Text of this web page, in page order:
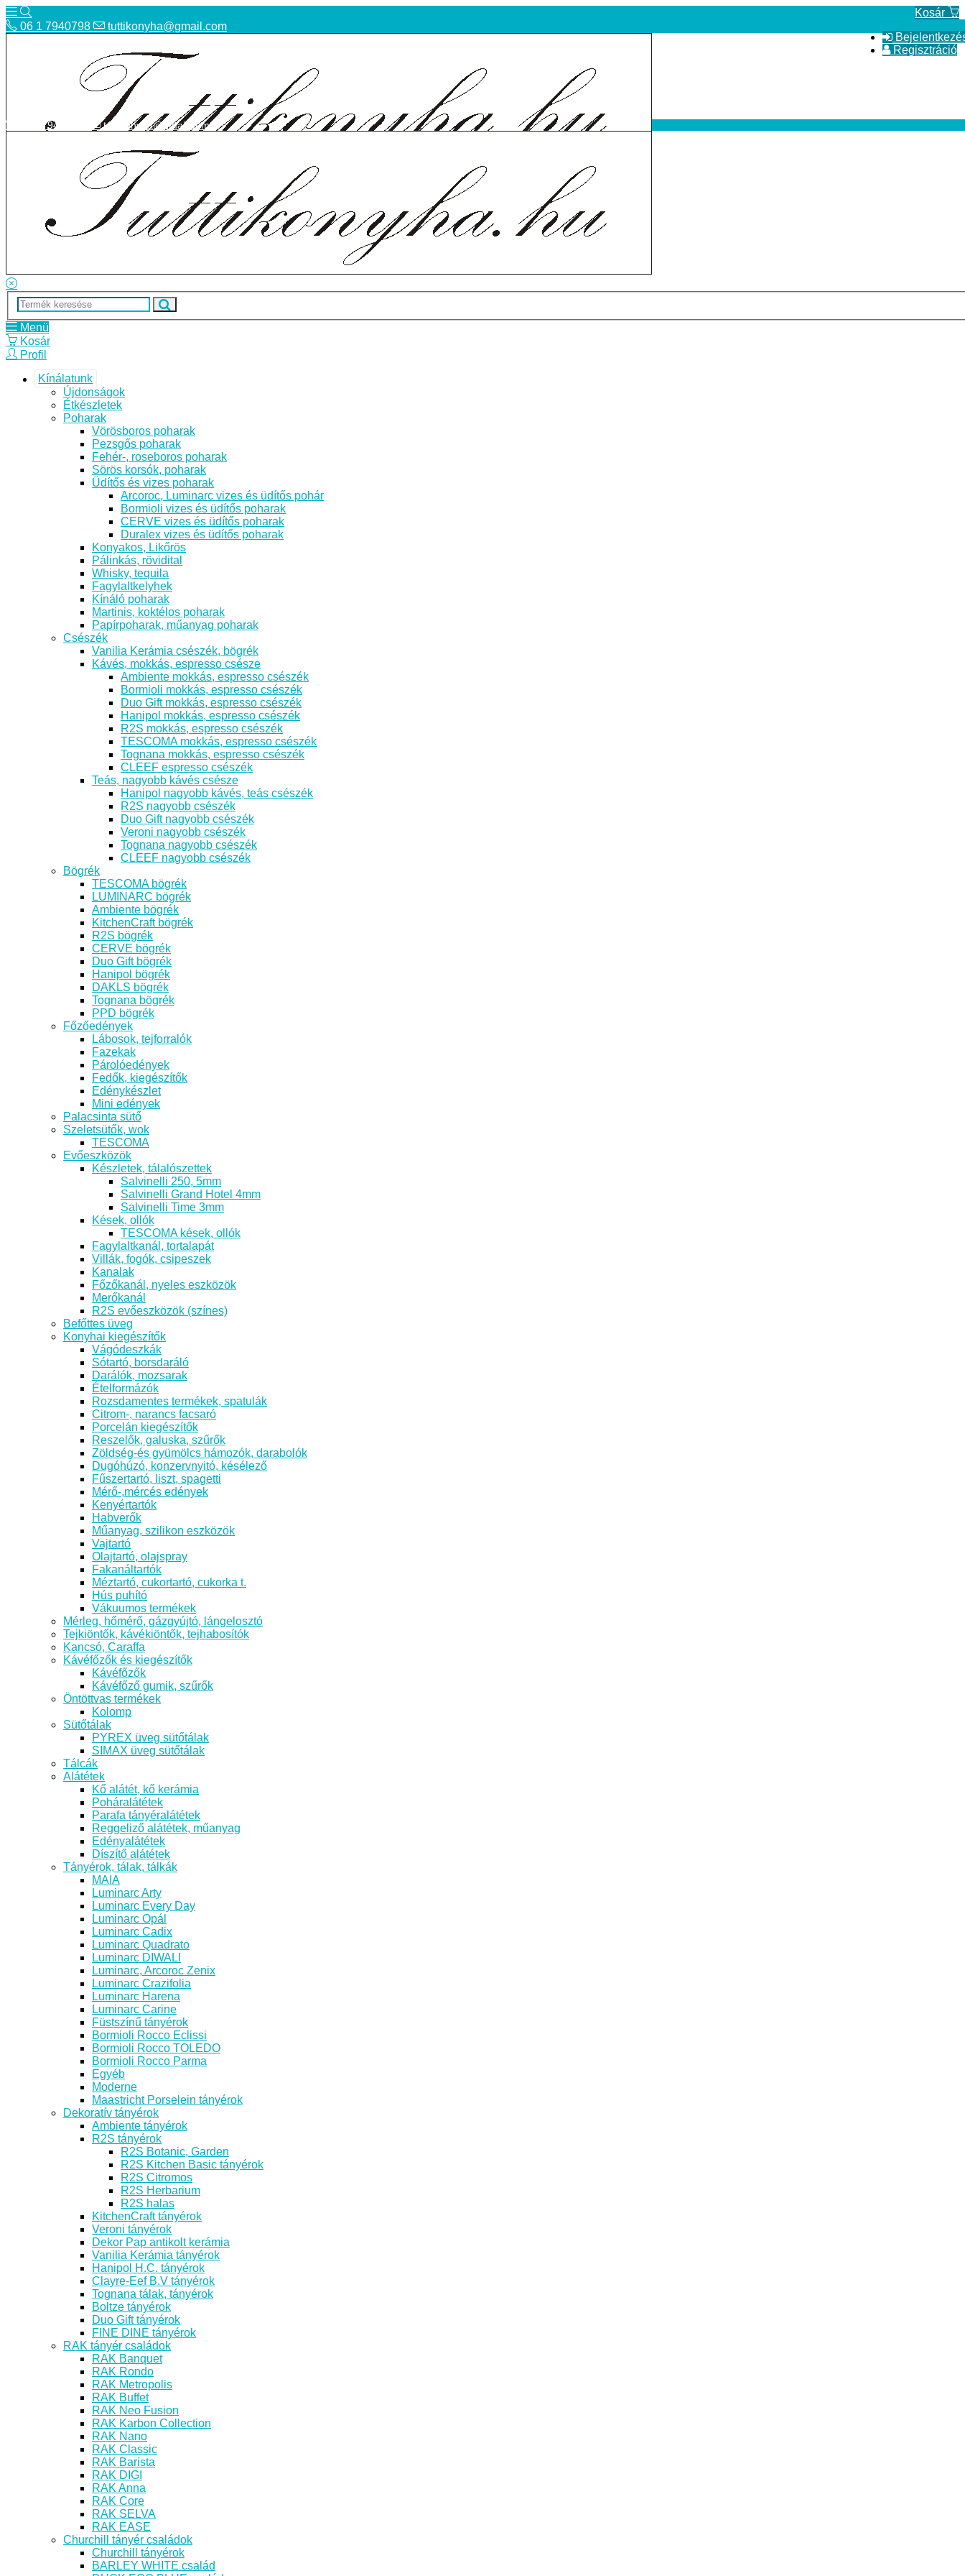
Kosár
Regisztráció
06 1 7940798 tuttikonyha@gmail.com
Bolt
ÁSZF
06 1 7940798 tuttikonyha@gmail.com
Menü
Kosár
Profil
Kínálatunk
Újdonságok
Étkészletek
Poharak
Vörösboros poharak
Pezsgős poharak
Fehér-, roseboros poharak
Sörös korsók, poharak
Üdítős és vizes poharak
Arcoroc, Luminarc vizes és üdítős pohár
Bormioli vizes és üdítős poharak
CERVE vizes és üdítős poharak
Duralex vizes és üdítős poharak
Konyakos, Likőrös
Pálinkás, rövidital
Whisky, tequila
Fagylaltkelyhek
Kínáló poharak
Martinis, koktélos poharak
Papírpoharak, műanyag poharak
Csészék
Vanilia Kerámia csészék, bögrék
Kávés, mokkás, espresso csésze
Ambiente mokkás, espresso csészék
Bormioli mokkás, espresso csészék
Duo Gift mokkás, espresso csészék
Hanipol mokkás, espresso csészék
R2S mokkás, espresso csészék
TESCOMA mokkás, espresso csészék
Tognana mokkás, espresso csészék
CLEEF espresso csészék
Teás, nagyobb kávés csésze
Hanipol nagyobb kávés, teás csészék
R2S nagyobb csészék
Duo Gift nagyobb csészék
Veroni nagyobb csészék
Tognana nagyobb csészék
CLEEF nagyobb csészék
Bögrék
TESCOMA bögrék
LUMINARC bögrék
Ambiente bögrék
KitchenCraft bögrék
R2S bögrék
CERVE bögrék
Duo Gift bögrék
Hanipol bögrék
DAKLS bögrék
Tognana bögrék
PPD bögrék
Főzőedények
Lábosok, tejforralók
Fazekak
Párolóedények
Fedők, kiegészítők
Edénykészlet
Mini edények
Palacsinta sütő
Szeletsütők, wok
TESCOMA
Evőeszközök
Készletek, tálalószettek
Salvinelli 250, 5mm
Salvinelli Grand Hotel 4mm
Salvinelli Time 3mm
Kések, ollók
TESCOMA kések, ollók
Fagylaltkanál, tortalapát
Villák, fogók, csipeszek
Kanalak
Főzőkanál, nyeles eszközök
Merőkanál
R2S evőeszközök (színes)
Befőttes üveg
Konyhai kiegészítők
Vágódeszkák
Sótartó, borsdaráló
Darálók, mozsarak
Ételformázók
Rozsdamentes termékek, spatulák
Citrom-, narancs facsaró
Porcelán kiegészítők
Reszelők, galuska, szűrők
Zöldség-és gyümölcs hámozók, darabolók
Dugóhúzó, konzervnyitó, késélező
Fűszertartó, liszt, spagetti
Mérő-,mércés edények
Kenyértartók
Habverők
Műanyag, szilikon eszközök
Vajtartó
Olajtartó, olajspray
Fakanáltartók
Méztartó, cukortartó, cukorka t.
Hús puhító
Vákuumos termékek
Mérleg, hőmérő, gázgyújtó, lángelosztó
Tejkiöntők, kávékiöntők, tejhabosítók
Kancsó, Caraffa
Kávéfőzők és kiegészítők
Kávéfőzők
Kávéfőző gumik, szűrők
Öntöttvas termékek
Kolomp
Sütőtálak
PYREX üveg sütőtálak
SIMAX üveg sütőtálak
Tálcák
Alátétek
Kő alátét, kő kerámia
Poháralátétek
Parafa tányéralátétek
Reggeliző alátétek, műanyag
Edényalátétek
Díszítő alátétek
Tányérok, tálak, tálkák
MAIA
Luminarc Arty
Luminarc Every Day
Luminarc Opál
Luminarc Cadix
Luminarc Quadrato
Luminarc DIWALI
Luminarc, Arcoroc Zenix
Luminarc Crazifolia
Luminarc Harena
Luminarc Carine
Füstszínű tányérok
Bormioli Rocco Eclissi
Bormioli Rocco TOLEDO
Bormioli Rocco Parma
Egyéb
Moderne
Maastricht Porselein tányérok
Dekoratív tányérok
Ambiente tányérok
R2S tányérok
R2S Botanic, Garden
R2S Kitchen Basic tányérok
R2S Citromos
R2S Herbarium
R2S halas
KitchenCraft tányérok
Veroni tányérok
Dekor Pap antikolt kerámia
Vanilia Kerámia tányérok
Hanipol H.C. tányérok
Clayre-Eef B.V tányérok
Tognana tálak, tányérok
Boltze tányérok
Duo Gift tányérok
FINE DINE tányérok
RAK tányér családok
RAK Banquet
RAK Rondo
RAK Metropolis
RAK Buffet
RAK Neo Fusion
RAK Karbon Collection
RAK Nano
RAK Classic
RAK Barista
RAK DIGI
RAK Anna
RAK Core
RAK SELVA
RAK EASE
Churchill tányér családok
Churchill tányérok
BARLEY WHITE család